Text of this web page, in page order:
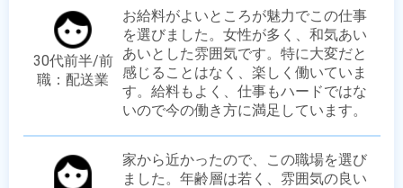
30代前半/前
職：配送業
お給料がよいところが魅力でこの仕事
を選びました。女性が多く、和気あい
あいとした雰囲気です。特に大変だと
感じることはなく、楽しく働いていま
す。給料もよく、仕事もハードではな
いので今の働き方に満足しています。
家から近かったので、この職場を選び
ました。年齢層は若く、雰囲気の良い